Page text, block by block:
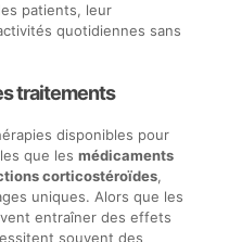
patients, leur
quotidiennes sans
traitements
disponibles pour
que les médicaments
corticostéroïdes,
uniques. Alors que les
entraîner des effets
souvent des